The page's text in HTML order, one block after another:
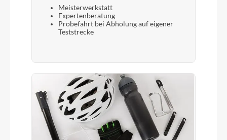
Acros AICR internal 1.1/8"-1.5" angle limit
Gabel
Suntour NCX32-D
Display
Meisterwerkstatt
Expertenberatung
Probefahrt bei Abholung auf eigener
Teststrecke